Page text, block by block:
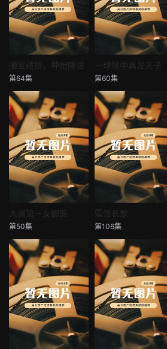
陋室藏娇，神厨降世
陋室藏娇，神厨降世
第64集
一球抛中真龙天子
一球抛中真龙天子
第60集
大渊第一女御医
大渊第一女御医
第50集
雪落长歌
雪落长歌
第106集